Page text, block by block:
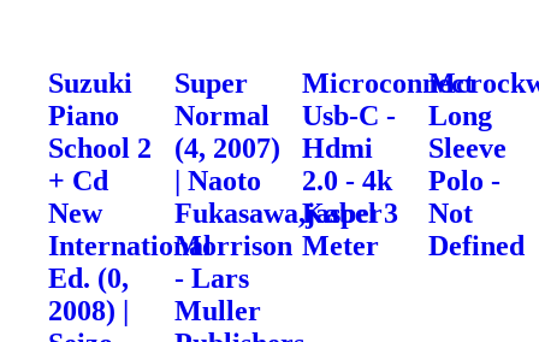
Suzuki
Piano
School 2
+ Cd
New
International
Ed. (0,
2008) |
Super
Normal
(4, 2007)
| Naoto
Fukasawa,jasper
Morrison
- Lars
Muller
Microconnect
Usb-C -
Hdmi
2.0 - 4k
Kabel 3
Meter
Long
Sleeve
Polo -
Not
Defined